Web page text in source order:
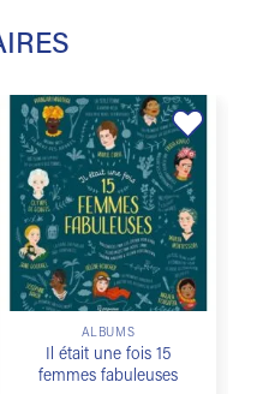
Ajouter
à la
liste de
souhaits
ALBUMS
Il était une fois 15
femmes fabuleuses